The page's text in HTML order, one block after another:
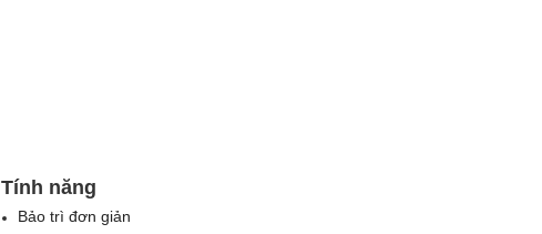
Tính năng
Bảo trì đơn giản